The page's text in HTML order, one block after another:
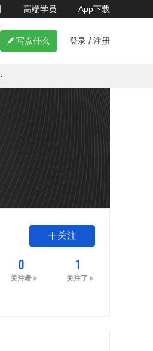
高端学员 App下载
 写点什么 登录 / 注册
关注
0
关注者
1
关注了